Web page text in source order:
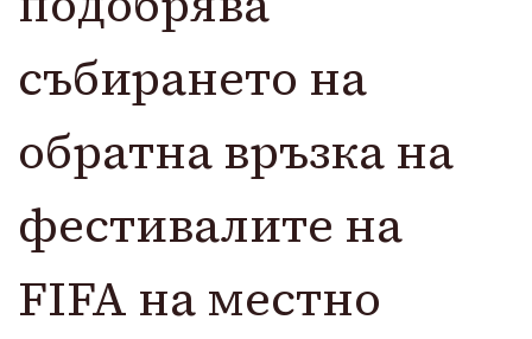
събирането на
обратна връзка на
фестивалите на
FIFA на местно